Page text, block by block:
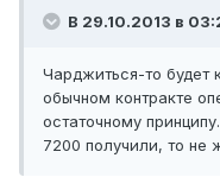
В 29.10.2013 в
Чарджиться-то будет
обычном контракте
остаточному
7200 получили, то не